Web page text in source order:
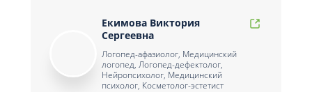
Екимова Виктория
Сергеевна
Логопед-афазиолог, Медицинский
логопед, Логопед-дефектолог,
Нейропсихолог, Медицинский
психолог, Косметолог-эстетист